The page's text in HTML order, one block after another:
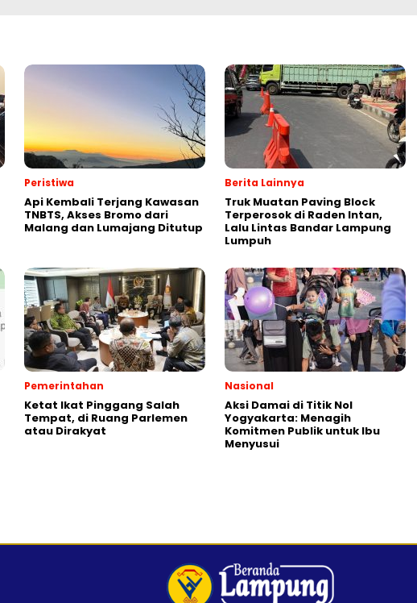
Peristiwa
Api Kembali Terjang Kawasan
TNBTS, Akses Bromo dari
Malang dan Lumajang Ditutup
Berita Lainnya
Truk Muatan Paving Block
Terperosok di Raden Intan,
Lalu Lintas Bandar Lampung
Lumpuh
Pemerintahan
Ketat Ikat Pinggang Salah
Tempat, di Ruang Parlemen
atau Dirakyat
Nasional
Aksi Damai di Titik Nol
Yogyakarta: Menagih
Komitmen Publik untuk Ibu
Menyusui